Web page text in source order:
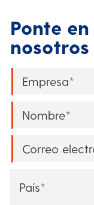
Ponte
nosotros
Company*
Name*
Email*
Country